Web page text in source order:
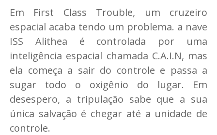
Em First Class Trouble, um cruzeiro
espacial acaba tendo um problema. a nave
ISS Alithea é controlada por uma
inteligência espacial chamada C.A.I.N, mas
ela começa a sair do controle e passa a
sugar todo o oxigênio do lugar. Em
desespero, a tripulação sabe que a sua
única salvação é chegar até a unidade de
controle.